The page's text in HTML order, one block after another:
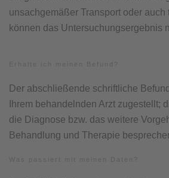
unsachgemäßer Transport oder
können das Untersuchungsergebnis
Der abschließende schriftliche
Ihrem behandelnden Arzt zugestellt;
die Diagnose bzw. das weitere
Behandlung und Therapie